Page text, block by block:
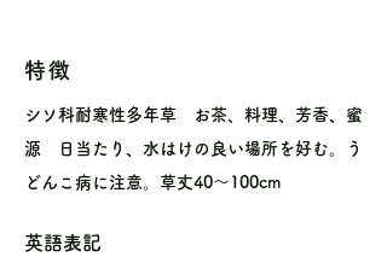
特徴
シソ科耐寒性多年草 お茶、料理、芳香、蜜
源 日当たり、水はけの良い場所を好む。う
どんこ病に注意。草丈40〜100cm
英語表記